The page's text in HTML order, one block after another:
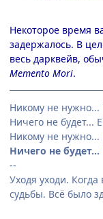
Некоторое время
задержалось. В
весь дарквейв,
Memento Mori.
Никому не
Ничего не будет...
Никому не
Ничего не
--
Уходя уходи.
судьбы. Всё было